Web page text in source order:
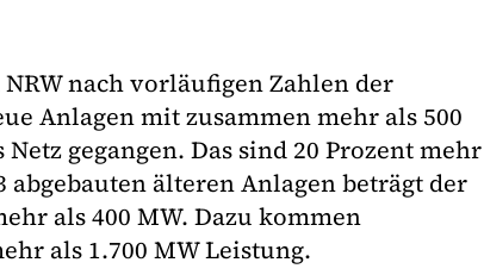
nach vorläufigen Zahlen der
Anlagen mit zusammen mehr als 500
gegangen. Das sind 20 Prozent mehr
abgebauten älteren Anlagen beträgt der
als 400 MW. Dazu kommen
als 1.700 MW Leistung.